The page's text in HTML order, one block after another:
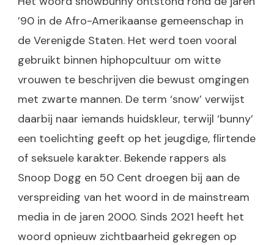
’90 in de Afro-Amerikaanse gemeenschap in
de Verenigde Staten. Het werd toen vooral
gebruikt binnen hiphopcultuur om witte
vrouwen te beschrijven die bewust omgingen
met zwarte mannen. De term ‘snow’ verwijst
daarbij naar iemands huidskleur, terwijl ‘bunny’
een toelichting geeft op het jeugdige, flirtende
of seksuele karakter. Bekende rappers als
Snoop Dogg en 50 Cent droegen bij aan de
verspreiding van het woord in de mainstream
media in de jaren 2000. Sinds 2021 heeft het
woord opnieuw zichtbaarheid gekregen op